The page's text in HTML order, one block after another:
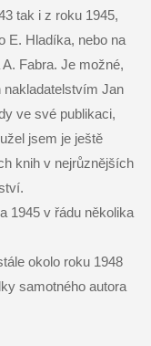
tak i z roku 1945,
E. Hladíka, nebo na
Fabra. Je možné,
Jan
ve své publikaci,
jsem je ještě
knih v nejrůznějších
1945 v řádu několika
okolo roku 1948
samotného autora